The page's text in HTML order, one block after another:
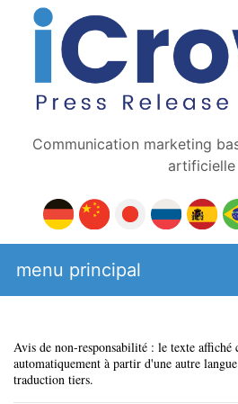
Communication marketing
artificielle
menu principal
Avis de non-responsabilité : le texte affiché
automatiquement à partir d'une autre
traduction tiers.